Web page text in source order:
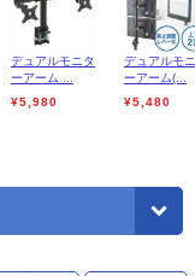
デュアルモニタ
ーアーム ...
¥5,980
デュアルモ
ーアーム(...
¥5,480